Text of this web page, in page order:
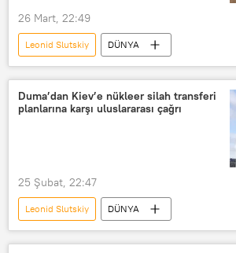
26 Mart, 22:49
Leonid Slutskiy
DÜNYA
Boris Çernışov
Rusya Devlet Duması
LDPR
ABD
Moskova
Kongre
Zafer Günü
Duma’dan Kiev’e nükleer silah transferi
planlarına karşı uluslararası çağrı
25 Şubat, 22:47
Leonid Slutskiy
DÜNYA
Rusya Devlet Duması